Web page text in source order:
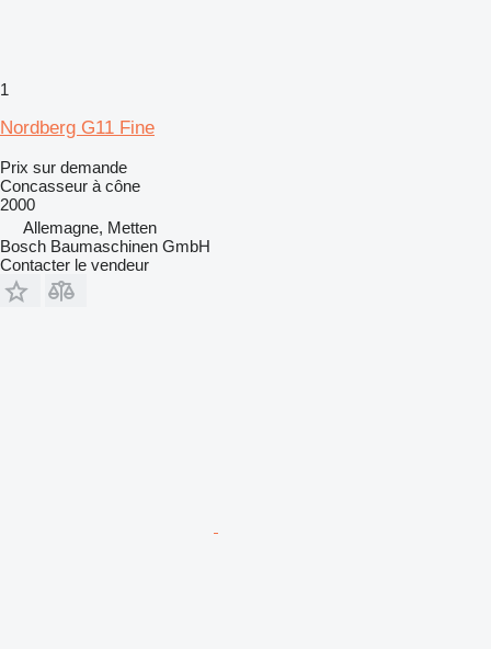
1
Nordberg G11 Fine
Prix sur demande
Concasseur à cône
2000
Allemagne, Metten
Bosch Baumaschinen GmbH
Contacter le vendeur